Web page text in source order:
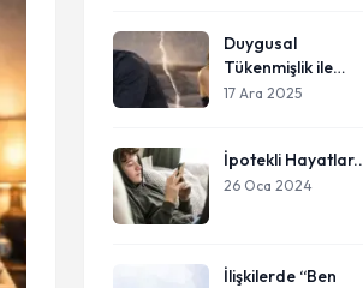
Duygusal
Tükenmişlik ile
Cinsel İsteksizlik
Modern İlişkilerin
En Sessiz Krizi
17 Ara 2025
İpotekli Hayatlar..
26 Oca 2024
İlişkilerde “Ben